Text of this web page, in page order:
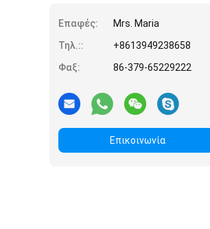
Επαφές:
Mrs. Maria
Τηλ.::
+8613949238658
Φαξ:
86-379-65229222
Επικοινωνία